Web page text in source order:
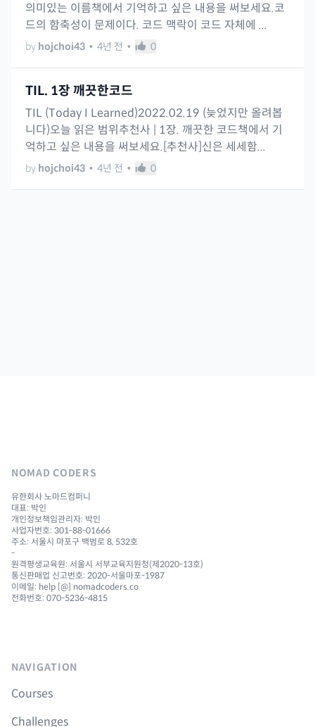
의미있는 이름책에서 기억하고 싶은 내용을 써보세요.코
드의 함축성이 문제이다. 코드 맥락이 코드 자체에 ...
by hojchoi43 • 4년 전 • 0
TIL. 1장 깨끗한코드
TIL (Today I Learned)2022.02.19 (늦었지만 올려봅
니다)오늘 읽은 범위추천사 | 1장. 깨끗한 코드책에서 기
억하고 싶은 내용을 써보세요.[추천사]신은 세세함...
by hojchoi43 • 4년 전 • 0
NOMAD CODERS
유한회사 노마드컴퍼니
대표: 박인
개인정보책임관리자: 박인
사업자번호: 301-88-01666
주소: 서울시 마포구 백범로 8, 532호
-
원격평생교육원: 서울시 서부교육지원청(제2020-13호)
통신판매업 신고번호: 2020-서울마포-1987
이메일: help [@] nomadcoders.co
전화번호: 070-5236-4815
NAVIGATION
Courses
Challenges